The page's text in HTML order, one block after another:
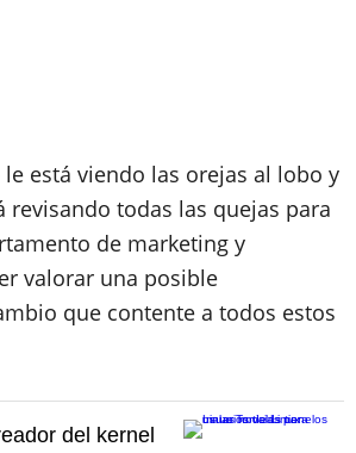
le está viendo las orejas al lobo y
revisando todas las quejas para
de marketing y
valorar una posible
que contente a todos estos
del kernel